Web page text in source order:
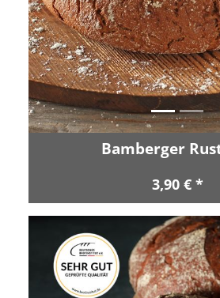
Bamberger
3,90 € *